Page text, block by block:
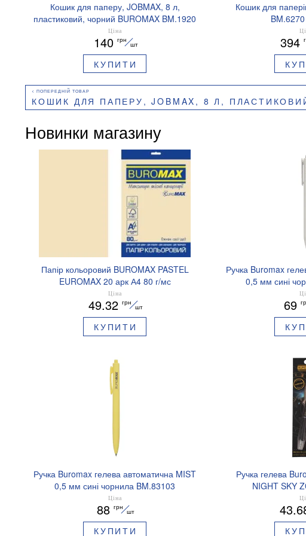
Кошик для паперу, JOBMAX, 8 л,
пластиковий, чорний BUROMAX BM.1920
Ціна
140 грн
шт
КУПИТИ
Кошик для
394
КОШИК ДЛЯ ПАПЕРУ, JOBMAX, 8 Л, ПЛАСТИКОВИЙ, ЧОРНИЙ
Новинки магазину
Папір кольоровий BUROMAX PASTEL
EUROMAX 20 арк А4 80 г/мс
BM.2721220E-08
Ціна
49.32 грн
шт
КУПИТИ
Ручка Buromax
0,5 мм сині
69
Ручка Buromax гелева автоматична MIST
0,5 мм сині чорнила BM.83103
Ціна
88 грн
шт
КУПИТИ
Ручка гелева
NIGHT SKY
ароматизований